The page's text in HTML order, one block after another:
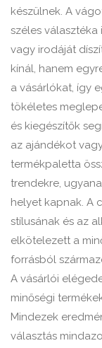
készülnek. A
széles
vagy irodáját
kínál, hanem
a vásárlókat, így
tökéletes
és kiegészítők
az ajándékot
termékpaletta
trendekre,
helyet kapnak. A
stílusának és az
elkötelezett a
forrásból
A vásárlói
minőségi
Mindezek
választás